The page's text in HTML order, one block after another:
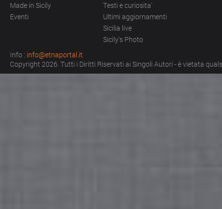
Made in Sicily
Eventi
Testi e curiosita'
Ultimi aggiornamenti
Sicilia live
Sicily's Photo
Info : info@etnaportal.it
Copyright 2026. Tutti i Diritti Riservati ai Singoli Autori - è vietata